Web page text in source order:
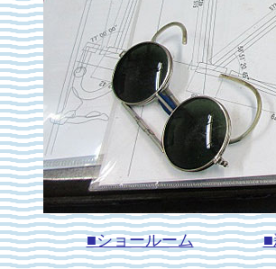
■ショールーム ■